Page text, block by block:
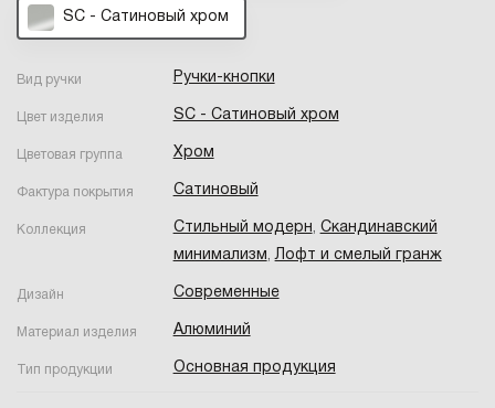
SC - Сатиновый хром
Вид ручки Ручки-кнопки
Цвет изделия SC - Сатиновый хром
Цветовая группа Хром
Фактура покрытия Сатиновый
Коллекция Стильный модерн, Скандинавский
минимализм,Лофт и смелый гранж
Дизайн Современные
Материал изделия Алюминий
Тип продукции Основная продукция